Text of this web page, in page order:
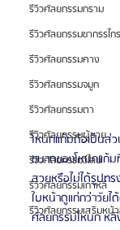
รีวิวศัลยกรรมกราม
รีวิวศัลยกรรมขากรรไกร
รีวิวศัลยกรรมคาง
รีวิวศัลยกรรมจมูก
รีวิวศัลยกรรมตา
รีวิวศัลยกรรมผู้ชาย
รีวิวศัลยกรรมวีไลน์
รีวิวศัลยกรรมเกาหลี
รีวิวศัลยกรรมเสริมหน้
โหนกแก้มถือเป็นส่
ขนาดของโหนกแก้ม
สวยหรือไม่ได้รูปท
ใบหน้าดูแก่กว่าวัยไ
ศัลยกรรมโหนก หลั